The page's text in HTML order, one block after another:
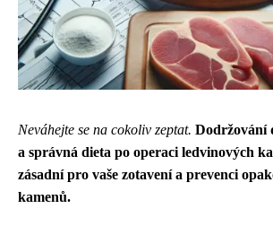
Neváhejte se na cokoliv zeptat. Dodržování
a správná dieta po operaci ledvinových
zásadní pro vaše zotavení a prevenci
kamenů.